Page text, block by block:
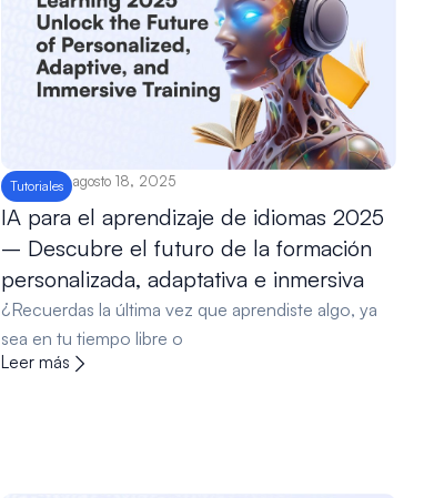
Tutoriales agosto 18, 2025
IA para el aprendizaje de idiomas 2025
– Descubre el futuro de la formación
personalizada, adaptativa e inmersiva
¿Recuerdas la última vez que aprendiste algo, ya
sea en tu tiempo libre o
Leer más